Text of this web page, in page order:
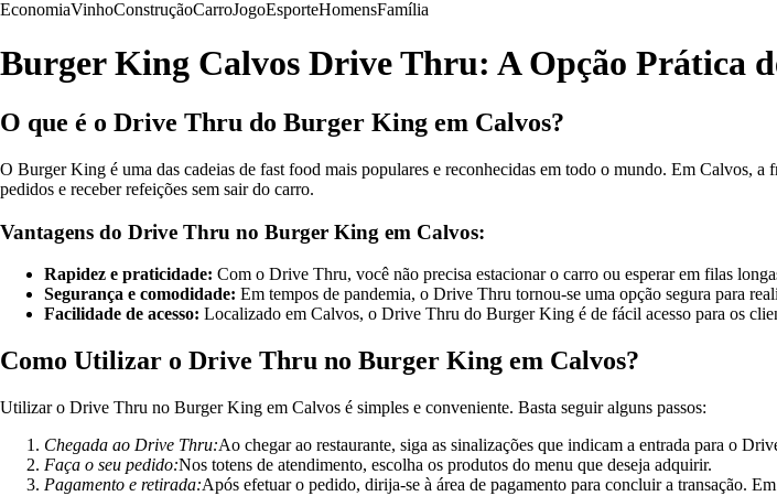
EconomiaVinhoConstruçãoCarroJogoEsporteHomensFamília
Burger King Calvos Drive Thru: A Opção Prática
O que é o Drive Thru do Burger King em Calvos?
O Burger King é uma das cadeias de fast food mais populares e reconhecidas em todo o mundo. Em Calvos,
pedidos e receber refeições sem sair do carro.
Vantagens do Drive Thru no Burger King em Calvos:
Rapidez e praticidade: Com o Drive Thru, você não precisa estacionar o carro ou esperar em filas
Segurança e comodidade: Em tempos de pandemia, o Drive Thru tornou-se uma opção segura para
Facilidade de acesso: Localizado em Calvos, o Drive Thru do Burger King é de fácil acesso para os
Como Utilizar o Drive Thru no Burger King em Calvos?
Utilizar o Drive Thru no Burger King em Calvos é simples e conveniente. Basta seguir alguns passos:
Chegada ao Drive Thru:Ao chegar ao restaurante, siga as sinalizações que indicam a entrada para o
Faça o seu pedido:Nos totens de atendimento, escolha os produtos do menu que deseja adquirir.
Pagamento e retirada:Após efetuar o pedido, dirija-se à área de pagamento para concluir a transação.